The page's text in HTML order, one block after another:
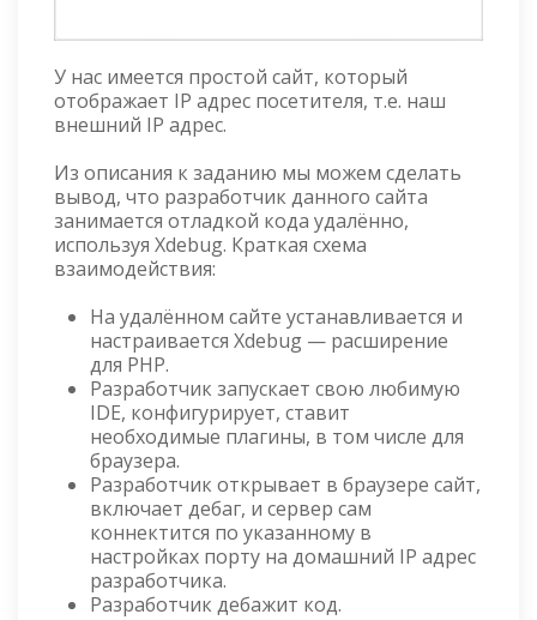
У нас имеется простой сайт, который
отображает IP адрес посетителя, т.е. наш
внешний IP адрес.
Из описания к заданию мы можем сделать
вывод, что разработчик данного сайта
занимается отладкой кода удалённо,
используя Xdebug. Краткая схема
взаимодействия:
На удалённом сайте устанавливается и
настраивается Xdebug — расширение
для PHP.
Разработчик запускает свою любимую
IDE, конфигурирует, ставит
необходимые плагины, в том числе для
браузера.
Разработчик открывает в браузере сайт,
включает дебаг, и сервер сам
коннектится по указанному в
настройках порту на домашний IP адрес
разработчика.
Разработчик дебажит код.